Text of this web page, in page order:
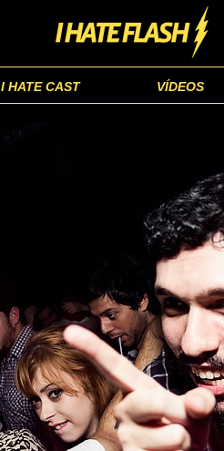
I HATE CAST VÍDEOS